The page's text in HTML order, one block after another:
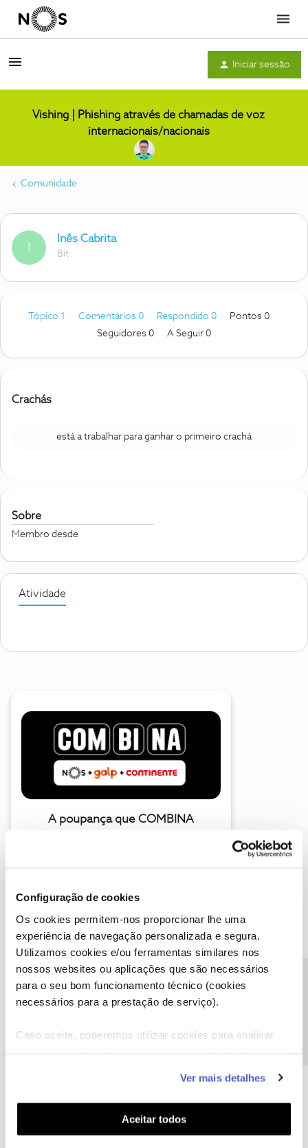
Configuração de cookies
Os cookies permitem-nos proporcionar lhe uma
experiência de navegação personalizada e segura.
Utilizamos cookies e/ou ferramentas similares nos
nossos websites ou aplicações que são necessários
para o seu bom funcionamento técnico (cookies
necessários para a prestação de serviço).
Caso aceite, poderemos utilizar cookies para analisar
funcionalidades (cookies de personalização e
funcionalidade) e adaptar anúncios aos seus interesses
(cookies de publicidade personalizada). Pode gerir a
utilização dos cookies clicando em "Configurar
Ver mais detalhes
Aceitar todos
Menu
Iniciar sessão
Vishing | Phishing através de chamadas de voz
internacionais/nacionais
Comunidade
Inês Cabrita
Bit
Tópico 1 Comentários 0 Respondido 0
Pontos 0
Seguidores 0 A Seguir 0
Crachás
está a trabalhar para ganhar o primeiro crachá
Sobre
Membro desde
Atividade
A poupança que COMBINA
Descubra as novidades de junho
Hall of Fame de junho